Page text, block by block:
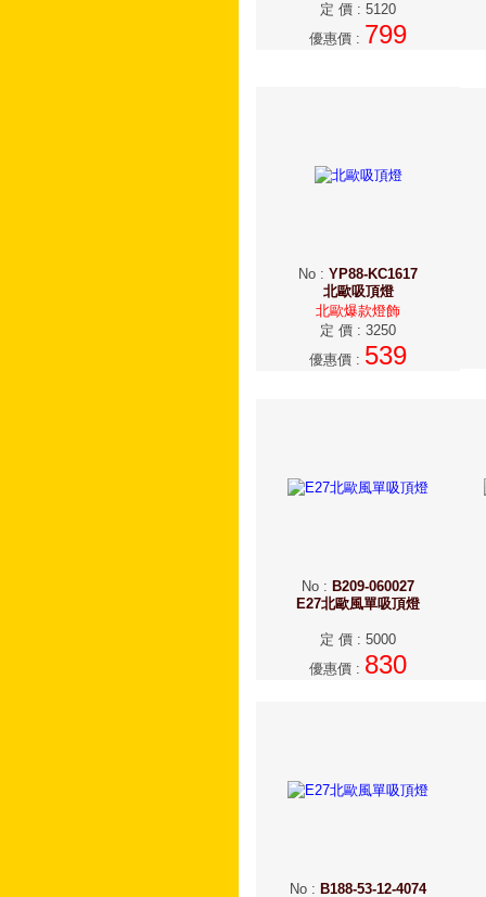
定 價 : 5120
優惠價 : 799
No : YP88-KC1617
北歐吸頂燈
北歐爆款燈飾
定 價 : 3250
優惠價 : 539
No : B209-060027
E27北歐風單吸頂燈
定 價 : 5000
優惠價 : 830
No : B188-53-12-4074